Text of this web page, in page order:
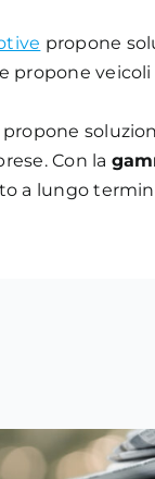
propone
propone
propone
Con la
a lungo